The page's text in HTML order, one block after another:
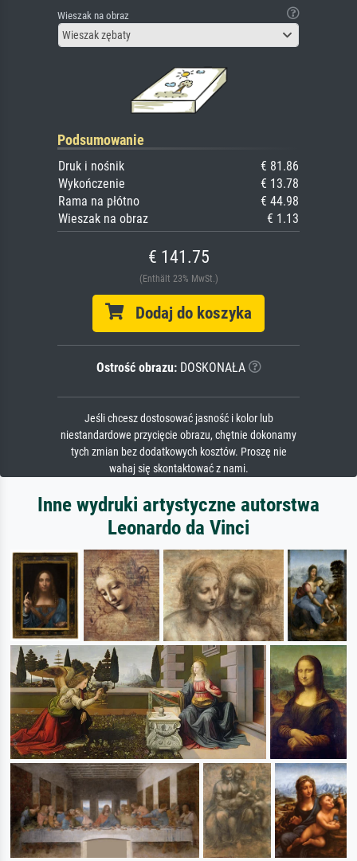
Wieszak na obraz
Wieszak zębaty
Podsumowanie
Druk i nośnik
€ 81.86
Wykończenie
€ 13.78
Rama na płótno
€ 44.98
Wieszak na obraz
€ 1.13
€ 141.75
(Enthält 23% MwSt.)
Dodaj do koszyka
Ostrość obrazu:DOSKONAŁA
Jeśli chcesz dostosować jasność i kolor lub
niestandardowe przycięcie obrazu, chętnie dokonamy
tych zmian bez dodatkowych kosztów. Proszę nie
wahaj się skontaktować z nami.
Inne wydruki artystyczne autorstwa
Leonardo da Vinci